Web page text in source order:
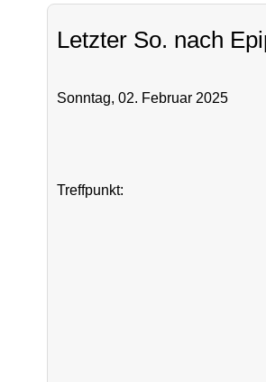
Letzter So. nach
Sonntag, 02. Februar 2025
Treffpunkt: